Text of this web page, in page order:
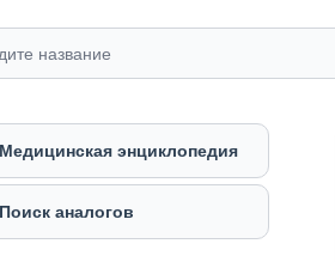
Медицинская энциклопедия
Поиск аналогов